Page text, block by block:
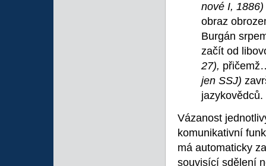
nové I, 1886)
obraz
Burgán
začít od
27),
jen SSJ)
jazykovědců.
Vázanost
komunikativní
má automaticky
souvisící sdělení